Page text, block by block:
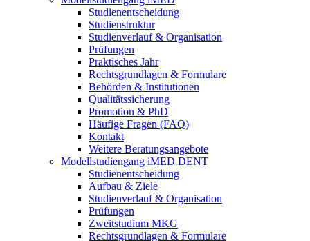
Studienentscheidung
Studienstruktur
Studienverlauf & Organisation
Prüfungen
Praktisches Jahr
Rechtsgrundlagen & Formulare
Behörden & Institutionen
Qualitätssicherung
Promotion & PhD
Häufige Fragen (FAQ)
Kontakt
Weitere Beratungsangebote
Modellstudiengang iMED DENT
Studienentscheidung
Aufbau & Ziele
Studienverlauf & Organisation
Prüfungen
Zweitstudium MKG
Rechtsgrundlagen & Formulare